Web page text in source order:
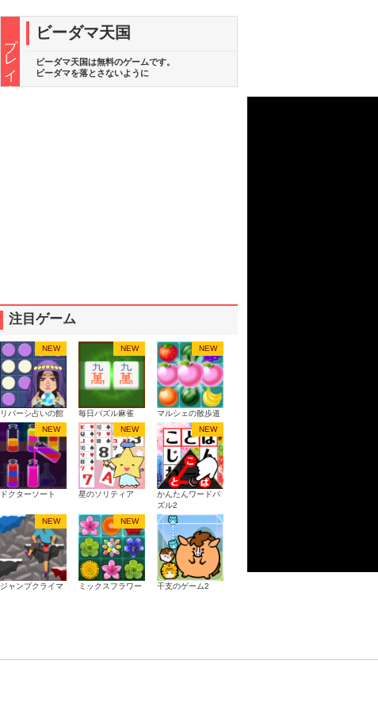
プレイ中 ビーダマ天国
ビーダマ天国は無料のゲームです。
ビーダマを落とさないように
注目ゲーム
リバーシ占いの館
NEW
毎日パズル麻雀
NEW
マルシェの散歩道
NEW
ドクターソート
NEW
星のソリティア
NEW
かんたんワードパ
ズル2
NEW
ジャンプクライマ
NEW
ミックスフラワー
NEW
干支のゲーム2